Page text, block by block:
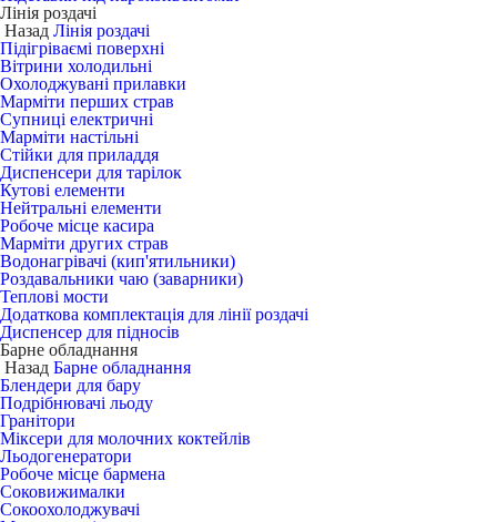
Лінія роздачі
Назад Лінія роздачі
Підігріваємі поверхні
Вітрини холодильні
Охолоджувані прилавки
Марміти перших страв
Супниці електричні
Марміти настільні
Стійки для приладдя
Диспенсери для тарілок
Кутові елементи
Нейтральні елементи
Робоче місце касира
Марміти других страв
Водонагрівачі (кип'ятильники)
Роздавальники чаю (заварники)
Теплові мости
Додаткова комплектація для лінії роздачі
Диспенсер для підносів
Барне обладнання
Назад Барне обладнання
Блендери для бару
Подрібнювачі льоду
Гранітори
Міксери для молочних коктейлів
Льодогенератори
Робоче місце бармена
Соковижималки
Сокоохолоджувачі